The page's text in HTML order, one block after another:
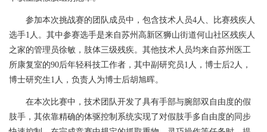
参加本次挑战赛的团队成员中，包含技术人员4 人、比赛残疾人
选手1 人。其中参赛选手是来自苏州高新区狮山街道何山社区残疾人
之家的管理员徐敏，肢体三级残疾。其他技术人员均来自苏州医工
所康复室的90后年轻科技工作者，其中副研究员1 人，博士后2 人，
博士研究生1 人，负责人为博士后胡旭晖。
在本次比赛中，技术团队开发了具有手部与腕部双自由度的假
肢手，其依靠精确的体驱控制系统实现了对假肢手多自由度的同步